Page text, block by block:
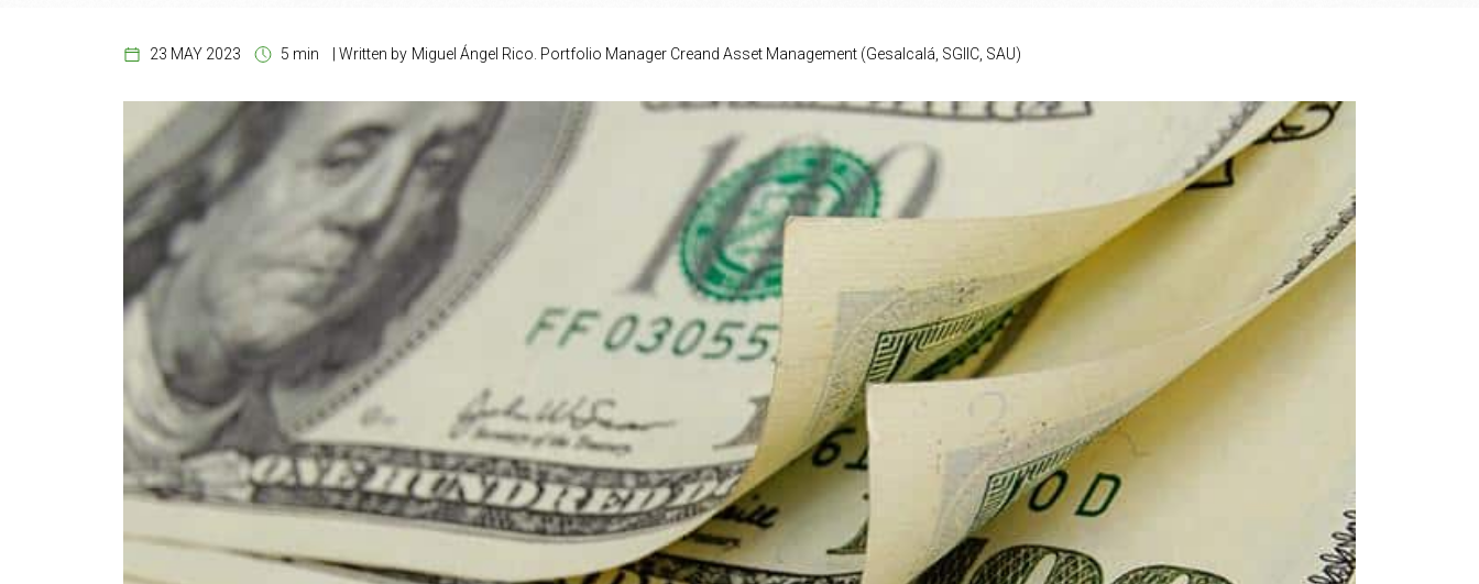
23 MAY 2023 5 min Written by Miguel Ángel Rico. Portfolio Manager Creand Asset Management (Gesalcalá, SGIIC, SAU)